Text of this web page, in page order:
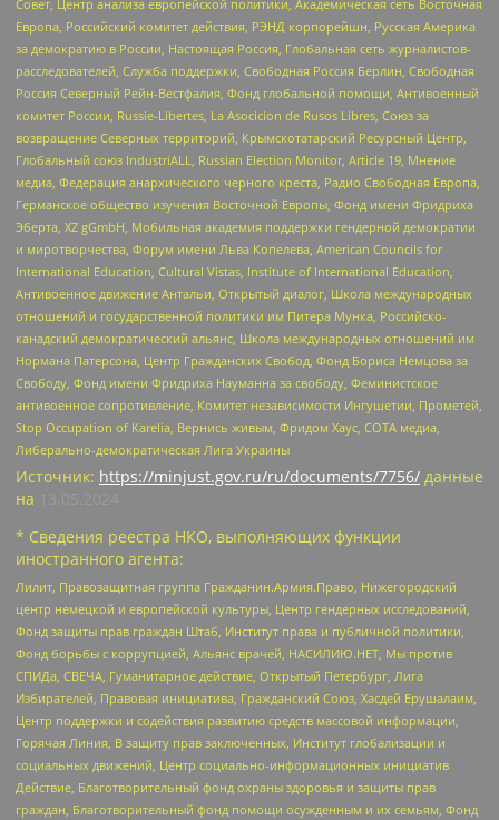
Совет, Центр анализа европейской политики, Академическая сеть Восточная
Европа, Российский комитет действия, РЭНД корпорейшн, Русская Америка
за демократию в России, Настоящая Россия, Глобальная сеть журналистов-
расследователей, Служба поддержки, Свободная Россия Берлин, Свободная
Россия Северный Рейн-Вестфалия, Фонд глобальной помощи, Антивоенный
комитет России, Russie-Libertes, La Asocicion de Rusos Libres, Союз за
возвращение Северных территорий, Крымскотатарский Ресурсный Центр,
Глобальный союз IndustriALL, Russian Election Monitor, Article 19, Мнение
медиа, Федерация анархического черного креста, Радио Свободная Европа,
Германское общество изучения Восточной Европы, Фонд имени Фридриха
Эберта, XZ gGmbH, Мобильная академия поддержки гендерной демократии
и миротворчества, Форум имени Льва Копелева, American Councils for
International Education, Cultural Vistas, Institute of International Education,
Антивоенное движение Антальи, Открытый диалог, Школа международных
отношений и государственной политики им Питера Мунка, Российско-
канадский демократический альянс, Школа международных отношений им
Нормана Патерсона, Центр Гражданских Свобод, Фонд Бориса Немцова за
Свободу, Фонд имени Фридриха Науманна за свободу, Феминистское
антивоенное сопротивление, Комитет независимости Ингушетии, Прометей,
Stop Occupation of Karelia, Вернись живым, Фридом Хаус, СОТА медиа,
Либерально-демократическая Лига Украины
Источник: https://minjust.gov.ru/ru/documents/7756/ данные
на
* Сведения реестра НКО, выполняющих функции
иностранного агента:
Лилит, Правозащитная группа Гражданин.Армия.Право, Нижегородский
центр немецкой и европейской культуры, Центр гендерных исследований,
Фонд защиты прав граждан Штаб, Институт права и публичной политики,
Фонд борьбы с коррупцией, Альянс врачей, НАСИЛИЮ.НЕТ, Мы против
СПИДа, СВЕЧА, Гуманитарное действие, Открытый Петербург, Лига
Избирателей, Правовая инициатива, Гражданский Союз, Хасдей Ерушалаим,
Центр поддержки и содействия развитию средств массовой информации,
Горячая Линия, В защиту прав заключенных, Институт глобализации и
социальных движений, Центр социально-информационных инициатив
Действие, Благотворительный фонд охраны здоровья и защиты прав
граждан, Благотворительный фонд помощи осужденным и их семьям, Фонд